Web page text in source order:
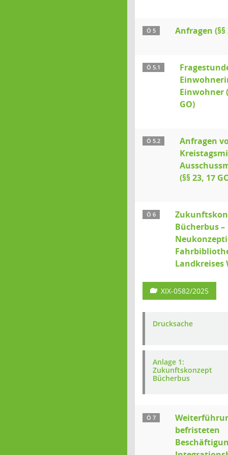
Ö 5 Anfragen (§§
Ö 5.1
Einwohner
GO)
Ö 5.2
Anfragen
(§§ 23, 17
Ö 6
Bücherbus –
XIX-0582/2025
Drucksache
Anlage 1:
Zukunftskonzept
Bücherbus
Ö 7
befristeten